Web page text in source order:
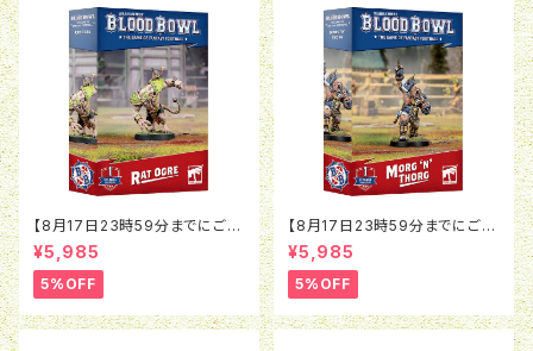
【8月17日23時59分までにご予
約で5％OFF】ブラッドボウル：ラ
ットオウガ
¥5,985
5%OFF
【8月17日23時59分までにご予
約で5％OFF】ブラッドボウル：モ
ルグ＝ンソルグ
¥5,985
5%OFF